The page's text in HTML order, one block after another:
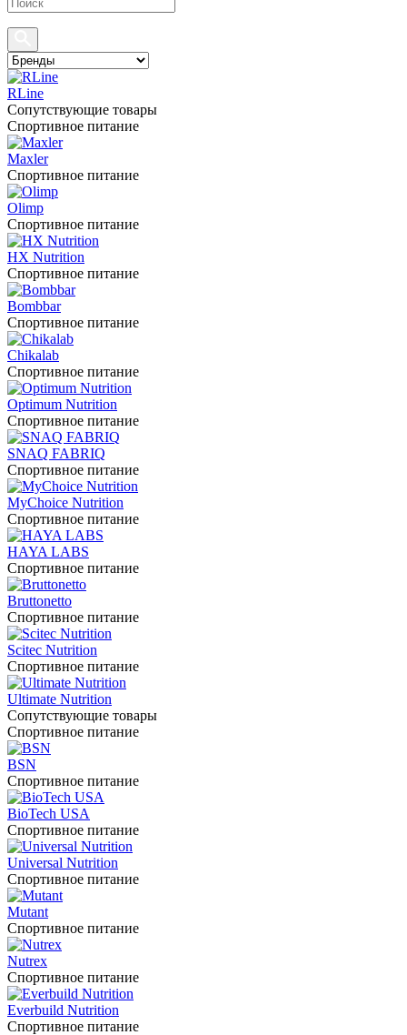
RLine
Сопутствующие товары
Спортивное питание
Maxler
Спортивное питание
Olimp
Спортивное питание
HX Nutrition
Спортивное питание
Bombbar
Спортивное питание
Chikalab
Спортивное питание
Optimum Nutrition
Спортивное питание
SNAQ FABRIQ
Спортивное питание
MyChoice Nutrition
Спортивное питание
HAYA LABS
Спортивное питание
Bruttonetto
Спортивное питание
Scitec Nutrition
Спортивное питание
Ultimate Nutrition
Сопутствующие товары
Спортивное питание
BSN
Спортивное питание
BioTech USA
Спортивное питание
Universal Nutrition
Спортивное питание
Mutant
Спортивное питание
Nutrex
Спортивное питание
Everbuild Nutrition
Спортивное питание